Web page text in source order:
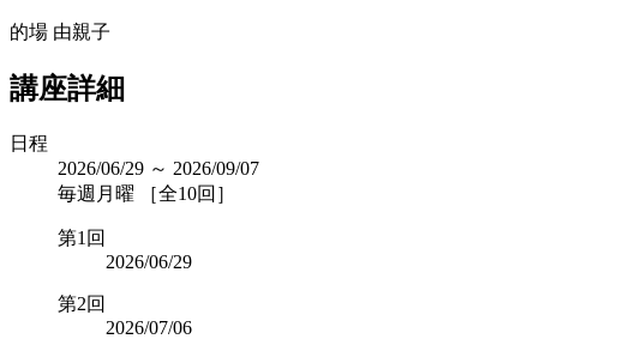
的場 由親子
講座詳細
日程
2026/06/29 ～ 2026/09/07
毎週月曜 ［全10回］
第1回
2026/06/29
第2回
2026/07/06